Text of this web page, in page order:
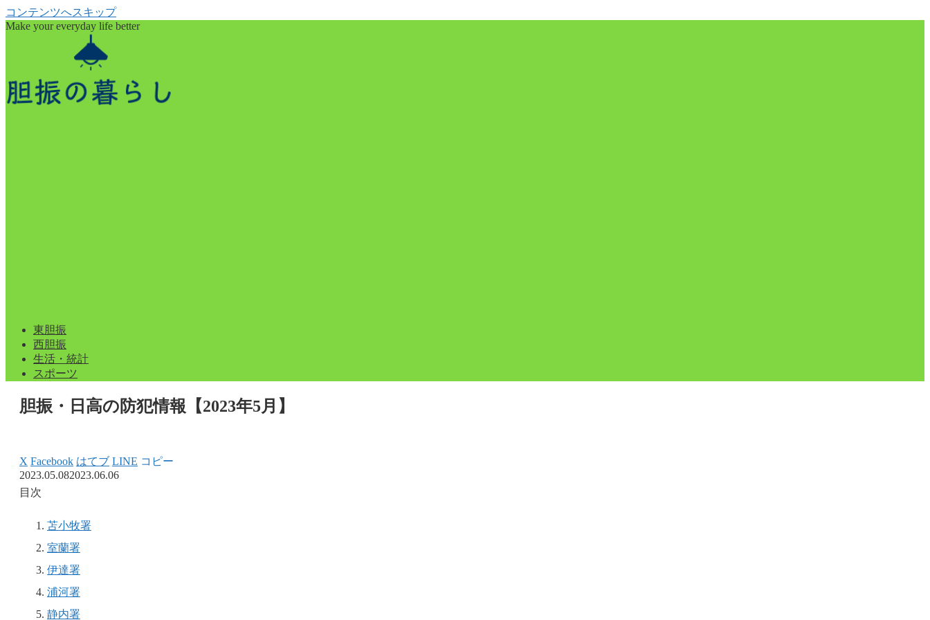
コンテンツへスキップ
Make your everyday life better
東胆振
西胆振
生活・統計
スポーツ
胆振・日高の防犯情報【2023年5月】
X Facebook はてブ LINE コピー
2023.05.082023.06.06
目次
苫小牧署
室蘭署
伊達署
浦河署
静内署